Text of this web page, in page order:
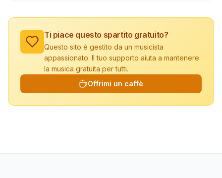
Ti piace questo spartito gratuito?
Questo sito è gestito da un musicista
appassionato. Il tuo supporto aiuta a mantenere
la musica gratuita per tutti.
Offrimi un caffè